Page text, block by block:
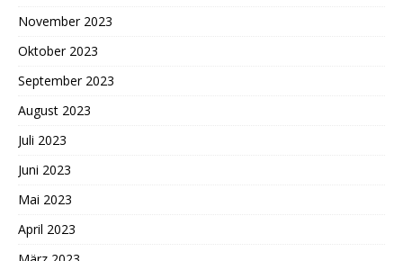
November 2023
Oktober 2023
September 2023
August 2023
Juli 2023
Juni 2023
Mai 2023
April 2023